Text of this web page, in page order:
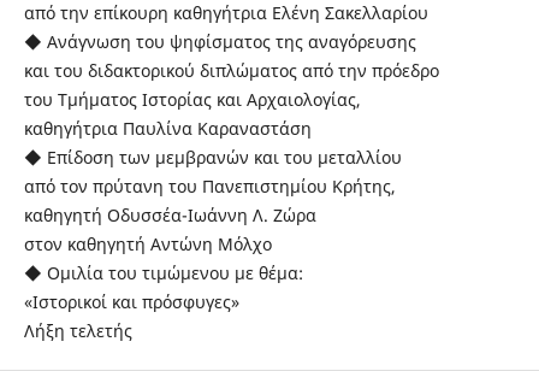
από την επίκουρη καθηγήτρια Ελένη Σακελλαρίου
◆ Ανάγνωση του ψηφίσματος της αναγόρευσης
και του διδακτορικού διπλώματος από την πρόεδρο
του Τμήματος Ιστορίας και Αρχαιολογίας,
καθηγήτρια Παυλίνα Καραναστάση
◆ Επίδοση των μεμβρανών και του μεταλλίου
από τον πρύτανη του Πανεπιστημίου Κρήτης,
καθηγητή Οδυσσέα-Ιωάννη Λ. Ζώρα
στον καθηγητή Αντώνη Μόλχο
◆ Ομιλία του τιμώμενου με θέμα:
«Ιστορικοί και πρόσφυγες»
Λήξη τελετής